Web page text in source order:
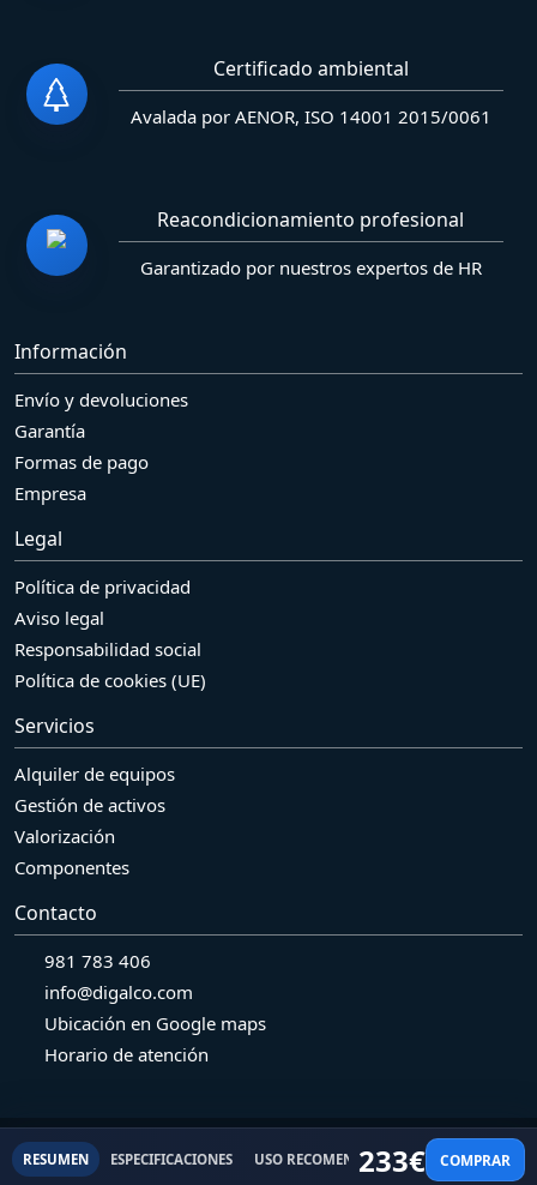
RESUMEN ESPECIFICACIONES USO RECOMENDADO ALTERNATIVAS
233€ COMPRAR
Certificado ambiental
Avalada por AENOR, ISO 14001 2015/0061
Reacondicionamiento profesional
Garantizado por nuestros expertos de HR
Información
Envío y devoluciones
Garantía
Formas de pago
Empresa
Legal
Política de privacidad
Aviso legal
Responsabilidad social
Política de cookies (UE)
Servicios
Alquiler de equipos
Gestión de activos
Valorización
Componentes
Contacto
981 783 406
info@digalco.com
Ubicación en Google maps
Horario de atención
© 2026 Grupo Digalco SL Pol. Ind. Bergondo. Naves R7-R8 - 15165.
Bergondo. A Coruña.